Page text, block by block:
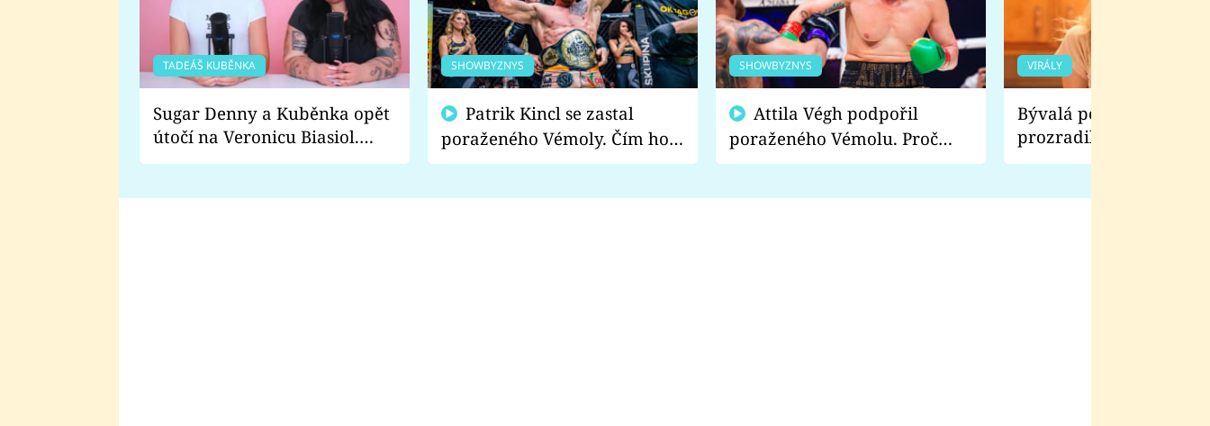
TADEÁŠ KUBĚNKA
Sugar Denny a Kuběnka opět
útočí na Veronicu Biasiol.
Proč je podle nich falešná a
SHOWBYZNYS
poraženého Vémoly. Čím ho
fanoušci naštvali?
SHOWBYZNYS
poraženého Vémolu. Proč
chce raději zápasit s ním než
VIRÁLY
Bývalá pornoherečka
prozradila, co ji
natáčení Euforie.